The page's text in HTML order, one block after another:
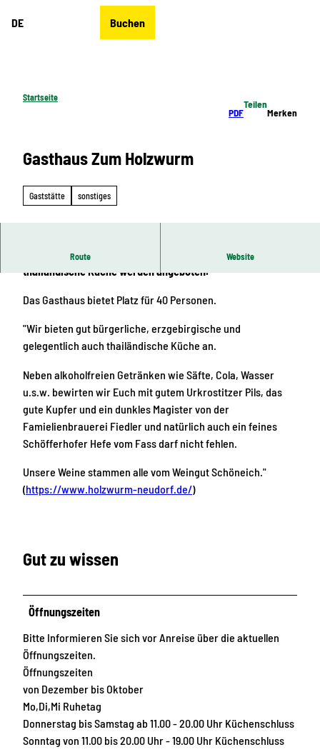
DE Buchen
Startseite
PDF
Teilen
Merken
Gasthaus Zum Holzwurm
Gaststätte sonstiges
Route Website
Gutbürgerliche, erzgebirgische und gelegentlich auch mal
thailändische Küche werden angeboten.
Das Gasthaus bietet Platz für 40 Personen.
"Wir bieten gut bürgerliche, erzgebirgische und
gelegentlich auch thailändische Küche an.
Neben alkoholfreien Getränken wie Säfte, Cola, Wasser
u.s.w. bewirten wir Euch mit gutem Urkrostitzer Pils, das
gute Kupfer und ein dunkles Magister von der
Famielienbrauerei Fiedler und natürlich auch ein feines
Schöfferhofer Hefe vom Fass darf nicht fehlen.
Unsere Weine stammen alle vom Weingut Schöneich."
(https://www.holzwurm-neudorf.de/)
Gut zu wissen
Öffnungszeiten
Bitte Informieren Sie sich vor Anreise über die aktuellen
Öffnungszeiten.
Öffnungszeiten
von Dezember bis Oktober
Mo,Di,Mi Ruhetag
Donnerstag bis Samstag ab 11.00 - 20.00 Uhr Küchenschluss
Sonntag von 11.00 bis 20.00 Uhr - 19.00 Uhr Küchenschluss